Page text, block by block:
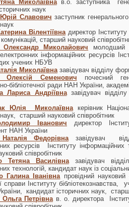
Миколаївна
в.о. заступника
наук
Славович заступник
Вілентіївна директор
старший науковий
Миколайович
молодший
електронних інформаційних ресурсів
учених НБУВ
Миколаївна завідувач відділу
Олексій Семенович
почесний
бібліотечної ради НАН України,
Лариса Андріївна завідувач
Юлія Миколаївна керівник
старший науковий співробітник
Іванович
директор
НАН України
Федорівна
завідувач
ресурсів Інституту
співробітник
Тетяна Василівна
завідувач
технологій, кандидат наук із
Галина Іванівна провідний науковий
справи Інституту бібліотекознавства,
кандидат історичних наук,
Петрівна в. о. директора